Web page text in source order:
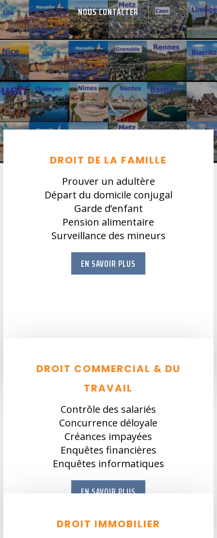
NOUS CONTACTER
DROIT DE LA FAMILLE
Prouver un adultère
Départ du domicile conjugal
Garde d’enfant
Pension alimentaire
Surveillance des mineurs
EN SAVOIR PLUS
DROIT COMMERCIAL & DU
TRAVAIL
Contrôle des salariés
Concurrence déloyale
Créances impayées
Enquêtes financières
Enquêtes informatiques
EN SAVOIR PLUS
DROIT IMMOBILIER